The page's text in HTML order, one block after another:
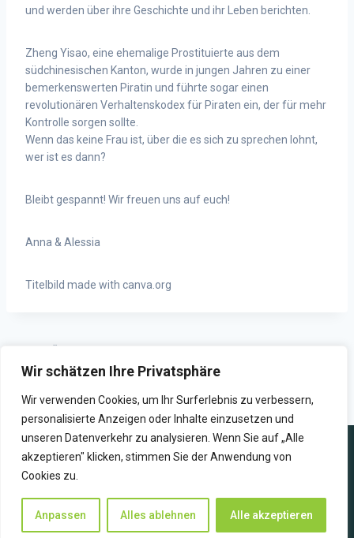
Wir schätzen Ihre Privatsphäre
Wir verwenden Cookies, um Ihr Surferlebnis zu verbessern,
personalisierte Anzeigen oder Inhalte einzusetzen und
unseren Datenverkehr zu analysieren. Wenn Sie auf „Alle
akzeptieren" klicken, stimmen Sie der Anwendung von
Cookies zu.
Anpassen Alles ablehnen Alle akzeptieren
und werden über ihre Geschichte und ihr Leben berichten.
Zheng Yisao, eine ehemalige Prostituierte aus dem
südchinesischen Kanton, wurde in jungen Jahren zu einer
bemerkenswerten Piratin und führte sogar einen
revolutionären Verhaltenskodex für Piraten ein, der für mehr
Kontrolle sorgen sollte.
Wenn das keine Frau ist, über die es sich zu sprechen lohnt,
wer ist es dann?
Bleibt gespannt! Wir freuen uns auf euch!
Anna & Alessia
Titelbild made with canva.org
Das war’s: Sendungen zu
Albumschau : Sperling –